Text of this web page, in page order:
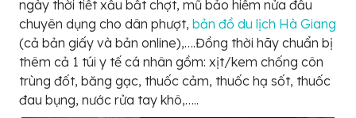
ngày thời tiết xấu bất chợt, mũ bảo hiểm nửa đầu
chuyên dụng cho dân phượt, bản đồ du lịch Hà Giang
(cả bản giấy và bản online),….Đồng thời hãy chuẩn bị
thêm cả 1 túi y tế cá nhân gồm: xịt/kem chống côn
trùng đốt, băng gạc, thuốc cảm, thuốc hạ sốt, thuốc
đau bụng, nước rửa tay khô,…..